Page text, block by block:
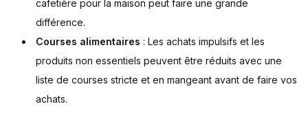
cafetière pour la maison peut faire une grande
différence.
Courses alimentaires : Les achats impulsifs et les
produits non essentiels peuvent être réduits avec une
liste de courses stricte et en mangeant avant de faire vos
achats.